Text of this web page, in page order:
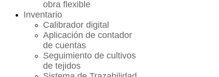
obra flexible
Inventario
Calibrador digital
Aplicación de contador
de cuentas
Seguimiento de cultivos
de tejidos